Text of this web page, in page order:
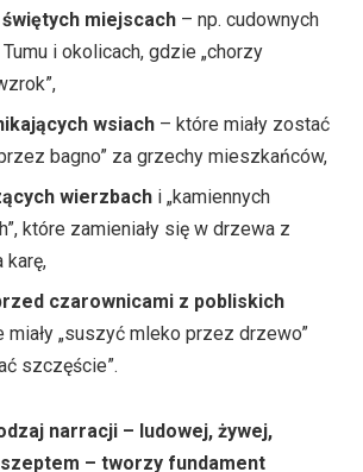
miejscach – np. cudownych
i okolicach, gdzie „chorzy
wsiach – które miały zostać
bagno” za grzechy mieszkańców,
wierzbach i „kamiennych
które zamieniały się w drzewa z
karę,
czarownicami z pobliskich
miały „suszyć mleko przez drzewo”
szczęście”.
narracji – ludowej, żywej,
– tworzy fundament